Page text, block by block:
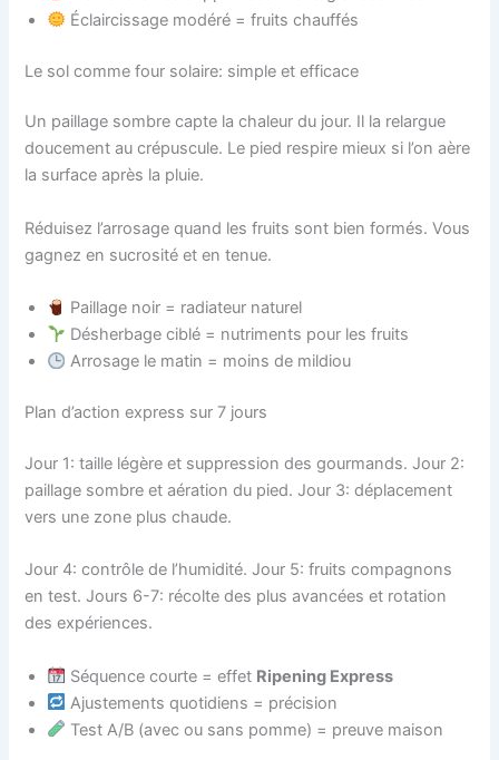
Éclaircissage modéré = fruits chauffés
Le sol comme four solaire: simple et efficace
Un paillage sombre capte la chaleur du jour. Il la relargue
doucement au crépuscule. Le pied respire mieux si l’on aère
la surface après la pluie.
Réduisez l’arrosage quand les fruits sont bien formés. Vous
gagnez en sucrosité et en tenue.
Paillage noir = radiateur naturel
Désherbage ciblé = nutriments pour les fruits
Arrosage le matin = moins de mildiou
Plan d’action express sur 7 jours
Jour 1: taille légère et suppression des gourmands. Jour 2:
paillage sombre et aération du pied. Jour 3: déplacement
vers une zone plus chaude.
Jour 4: contrôle de l’humidité. Jour 5: fruits compagnons
en test. Jours 6-7: récolte des plus avancées et rotation
des expériences.
Séquence courte = effet Ripening Express
Ajustements quotidiens = précision
Test A/B (avec ou sans pomme) = preuve maison